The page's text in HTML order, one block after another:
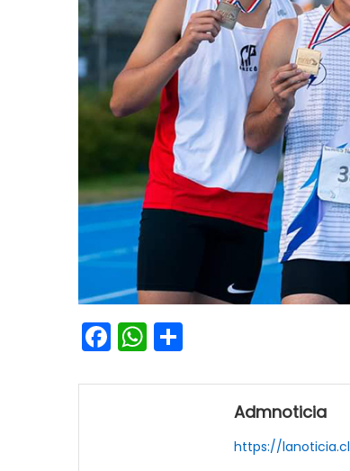
Facebook
WhatsApp
Admnoticia
https://lanoticia.cl